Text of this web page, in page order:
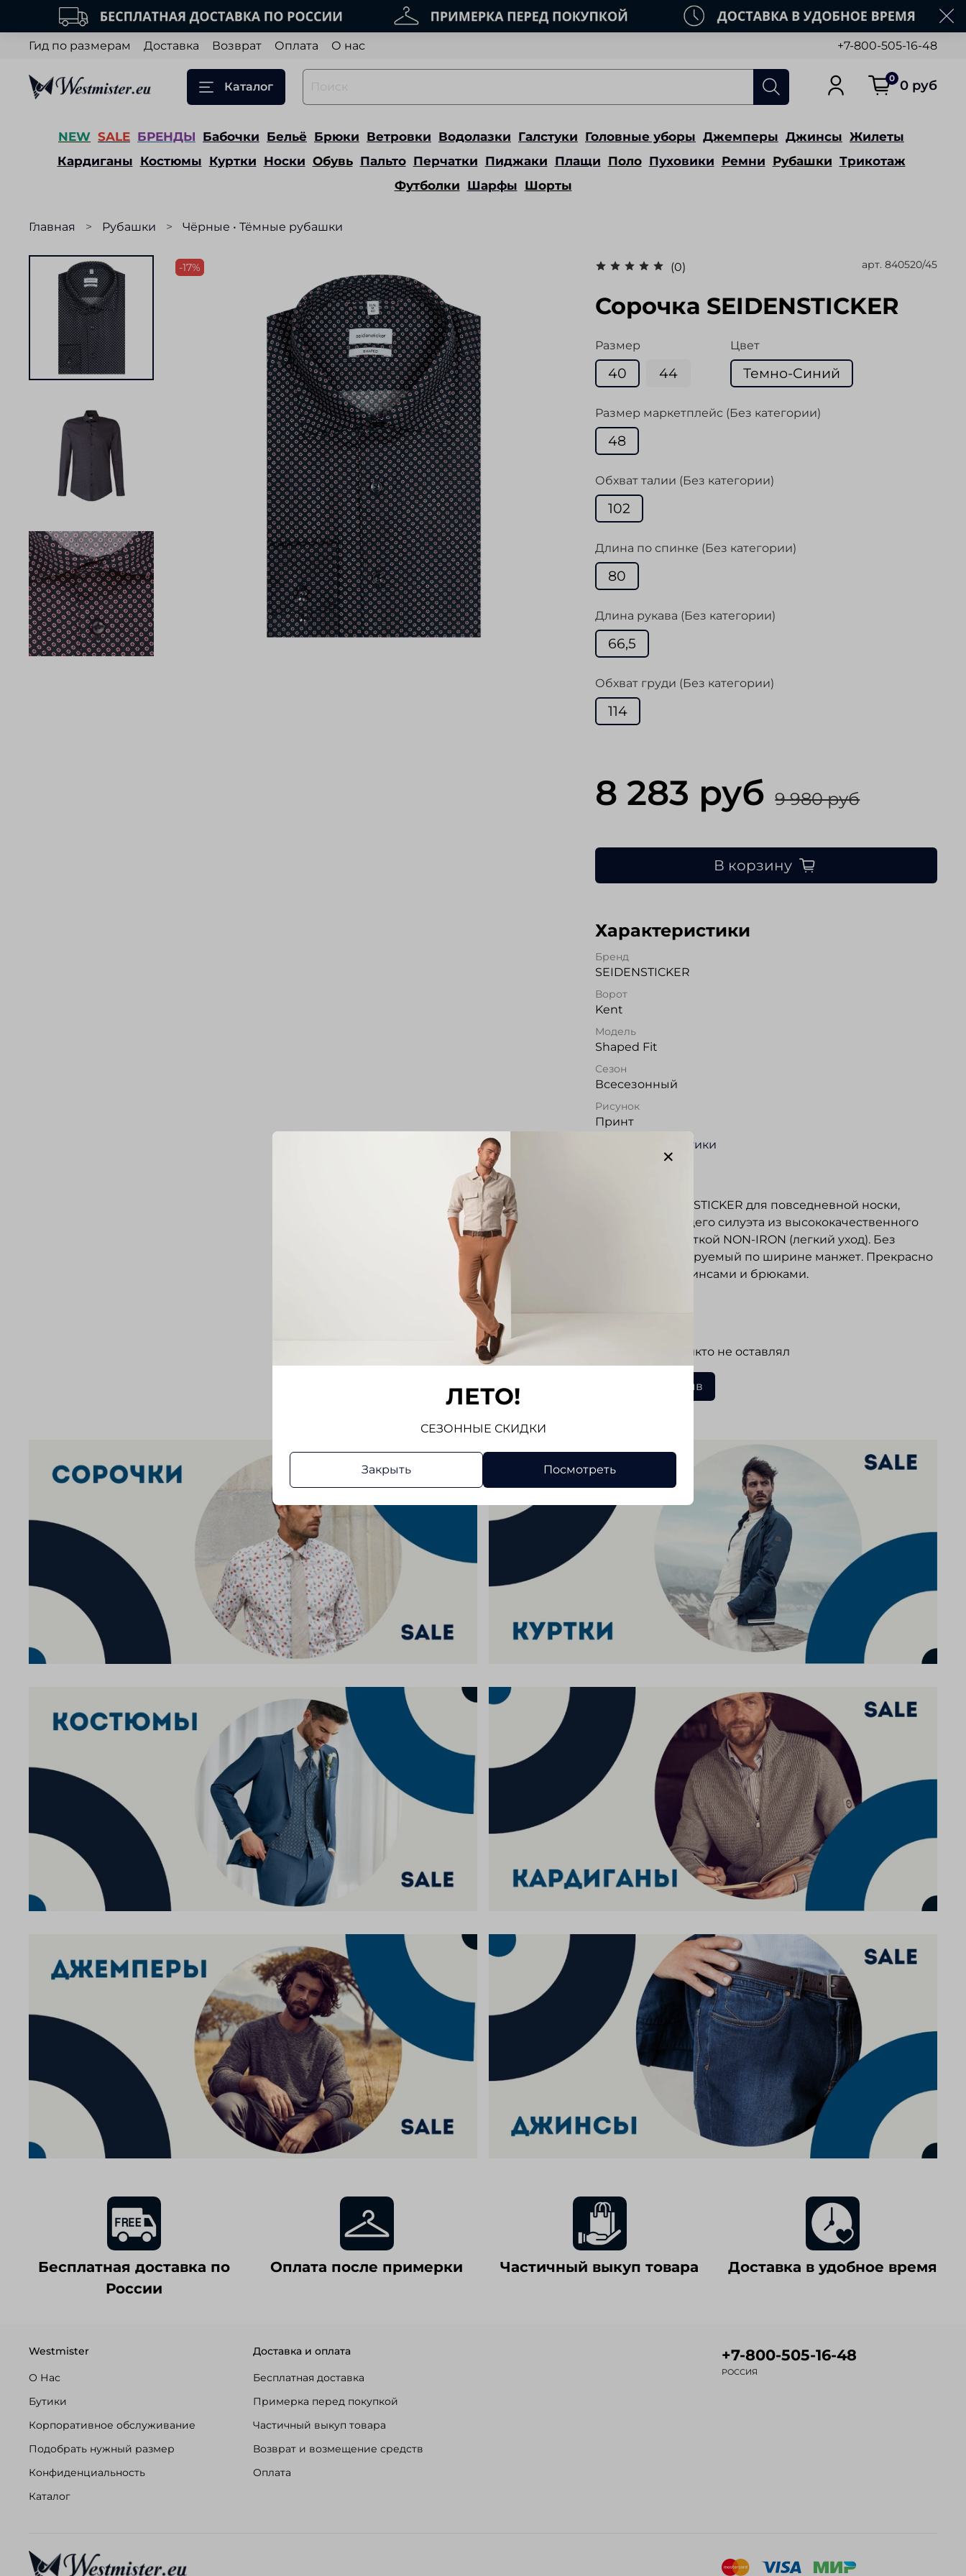
Гид по размерам Доставка Возврат Оплата О нас +7-800-505-16-48
Каталог
0 0 руб
NEW SALE БРЕНДЫ Бабочки Бельё Брюки Ветровки Водолазки Галстуки Головные уборы Джемперы Джинсы Жилеты
Кардиганы Костюмы Куртки Носки Обувь Пальто Перчатки Пиджаки Плащи Поло Пуховики Ремни Рубашки Трикотаж
Футболки Шарфы Шорты
Главная Рубашки Чёрные • Тёмные рубашки
-17% (0) арт. 840520/45
Сорочка SEIDENSTICKER
Размер
40 44
Цвет
Темно-Синий
Размер маркетплейс (Без категории)
48
Обхват талии (Без категории)
102
Длина по спинке (Без категории)
80
Длина рукава (Без категории)
66,5
Обхват груди (Без категории)
114
8 283 руб 9 980 руб
В корзину
Характеристики
Бренд
SEIDENSTICKER
Ворот
Kent
Модель
Shaped Fit
Сезон
Всесезонный
Рисунок
Принт
Все характеристики
Сорочка SEIDENSTICKER для повседневной носки,
полуприлегающего силуэта из высококачественного
хлопка с обработкой NON-IRON (легкий уход). Без
кармана. Регулируемый по ширине манжет. Прекрасно
сочетается с джинсами и брюками.
Отзывов еще никто не оставлял
Написать отзыв
Бесплатная доставка по
России
Оплата после примерки Частичный выкуп товара Доставка в удобное время
Westmister
О Нас
Бутики
Корпоративное обслуживание
Подобрать нужный размер
Конфиденциальность
Каталог
Доставка и оплата
Бесплатная доставка
Примерка перед покупкой
Частичный выкуп товара
Возврат и возмещение средств
Оплата
+7-800-505-16-48
РОССИЯ
ЛЕТО!
СЕЗОННЫЕ СКИДКИ
Закрыть Посмотреть